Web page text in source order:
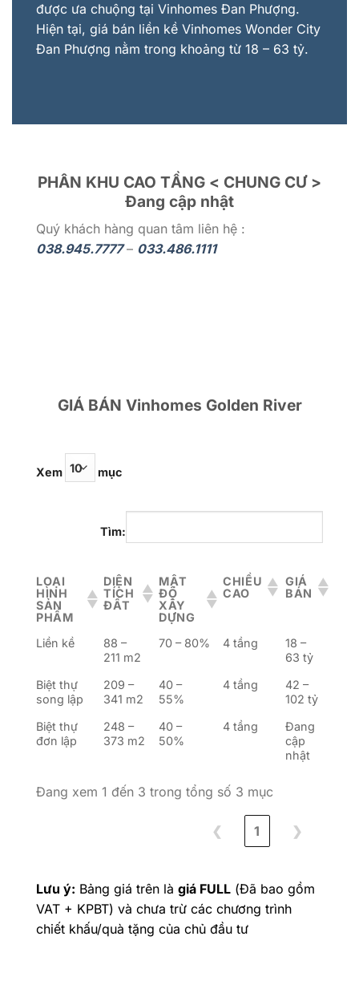
được ưa chuộng tại Vinhomes Đan Phượng.
Hiện tại, giá bán liền kề Vinhomes Wonder City
Đan Phượng nằm trong khoảng từ 18 – 63 tỷ.
PHÂN KHU CAO TẦNG < CHUNG CƯ >
Đang cập nhật
Quý khách hàng quan tâm liên hệ :
038.945.7777– 033.486.1111
GIÁ BÁN Vinhomes Golden River
Xem mục
Tìm:
LOẠI
HÌNH
SẢN
PHẨM
DIỆN
TÍCH
ĐẤT
MẬT
ĐỘ
XÂY
DỰNG
CHIỀU
CAO
GIÁ
BÁN
Liền kề
88 –
211 m2
70 – 80% 4 tầng
18 –
63 tỷ
Biệt thự
song lập
209 –
341 m2
40 –
55%
4 tầng
42 –
102 tỷ
Biệt thự
đơn lập
248 –
373 m2
40 –
50%
4 tầng
Đang
cập
nhật
Đang xem 1 đến 3 trong tổng số 3 mục
❮ 1 ❯
Lưu ý: Bảng giá trên là giá FULL (Đã bao gồm
VAT + KPBT) và chưa trừ các chương trình
chiết khấu/quà tặng của chủ đầu tư